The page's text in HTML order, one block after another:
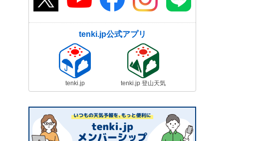
tenki.jp公式アプリ
tenki.jp tenki.jp 登山天気